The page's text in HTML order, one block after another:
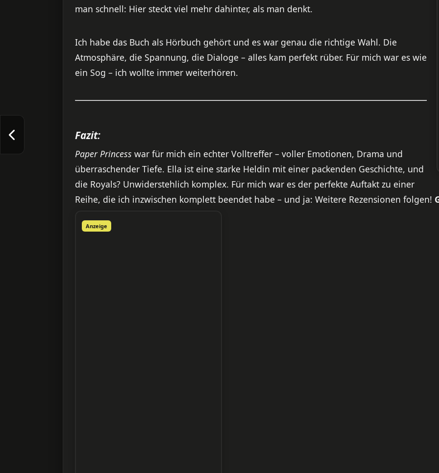
man schnell: Hier steckt viel mehr dahinter, als man denkt.
Ich habe das Buch als Hörbuch gehört und es war genau die richtige Wahl. Die
Atmosphäre, die Spannung, die Dialoge – alles kam perfekt rüber. Für mich war es wie
ein Sog – ich wollte immer weiterhören.
Fazit:
Paper Princess war für mich ein echter Volltreffer – voller Emotionen, Drama und
überraschender Tiefe. Ella ist eine starke Heldin mit einer packenden Geschichte, und
die Royals? Unwiderstehlich komplex. Für mich war es der perfekte Auftakt zu einer
Reihe, die ich inzwischen komplett beendet habe – und ja: Weitere Rezensionen folgen!
Anzeige